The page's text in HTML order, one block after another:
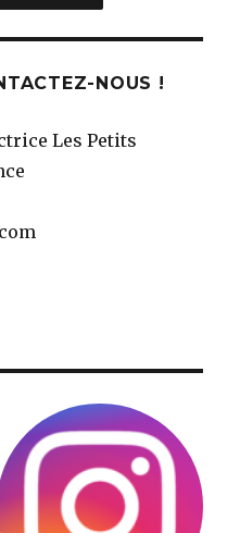
NOUS !
Les Petits